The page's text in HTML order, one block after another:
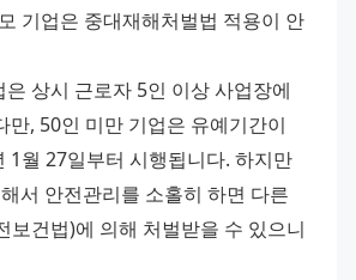
기업은 중대재해처벌법 적용이 안
상시 근로자 5인 이상 사업장에
만, 50인 미만 기업은 유예기간이
1월 27일부터 시행됩니다. 하지만
서 안전관리를 소홀히 하면 다른
보건법)에 의해 처벌받을 수 있으니